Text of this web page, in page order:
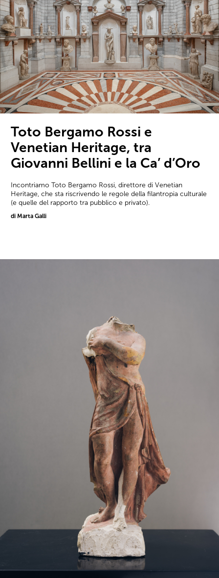
Toto Bergamo Rossi e
Venetian Heritage, tra
Giovanni Bellini e la Ca’ d’Oro
Incontriamo Toto Bergamo Rossi, direttore di Venetian
Heritage, che sta riscrivendo le regole della filantropia culturale
(e quelle del rapporto tra pubblico e privato).
di Marta Galli